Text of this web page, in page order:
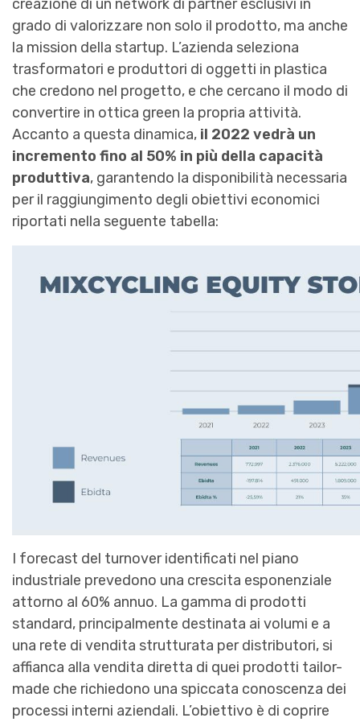
creazione di un network di partner esclusivi in
grado di valorizzare non solo il prodotto, ma anche
la mission della startup. L’azienda seleziona
trasformatori e produttori di oggetti in plastica
che credono nel progetto, e che cercano il modo di
convertire in ottica green la propria attività.
Accanto a questa dinamica, il 2022 vedrà un
incremento fino al 50% in più della capacità
produttiva, garantendo la disponibilità necessaria
per il raggiungimento degli obiettivi economici
riportati nella seguente tabella:
I forecast del turnover identificati nel piano
industriale prevedono una crescita esponenziale
attorno al 60% annuo. La gamma di prodotti
standard, principalmente destinata ai volumi e a
una rete di vendita strutturata per distributori, si
affianca alla vendita diretta di quei prodotti tailor-
made che richiedono una spiccata conoscenza dei
processi interni aziendali. L’obiettivo è di coprire